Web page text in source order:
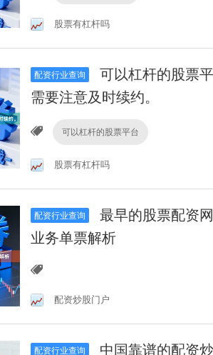
股票有杠杆吗
配资行业查询
可以杠杆的股票
需要注意及时续约。
可以杠杆的股票平台
股票有杠杆吗
配资行业查询
最早的股票配资
业务单票解析
配资炒股门户
配资行业查询
中国靠谱的配资